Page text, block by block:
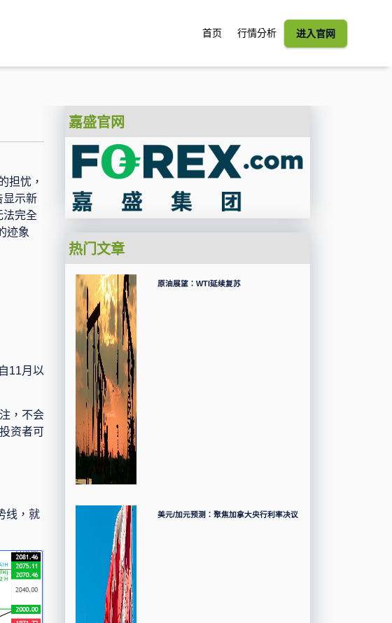
首页 行情分析 进入官网
担忧，
显示新
法完全
迹象
自11月以
，不会
资者可
线，就
嘉盛官网
热门文章
原油展望：WTI延续复苏
美元/加元预测：聚焦加拿大央行利率决议